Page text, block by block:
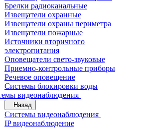
Брелки радиоканальные
Извещатели охранные
Извещатели охраны периметра
Извещатели пожарные
Источники вторичного
электропитания
Оповещатели свето-звуковые
Приемно-контрольные приборы
Речевое оповещение
Системы блокировки воды
видеонаблюдения
Назад
Системы видеонаблюдения
IP видеонаблюдение